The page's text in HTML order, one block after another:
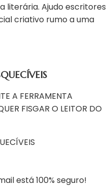
literária. Ajudo escritores
criativo rumo a uma
A FERRAMENTA
FISGAR O LEITOR DO
está 100% seguro!